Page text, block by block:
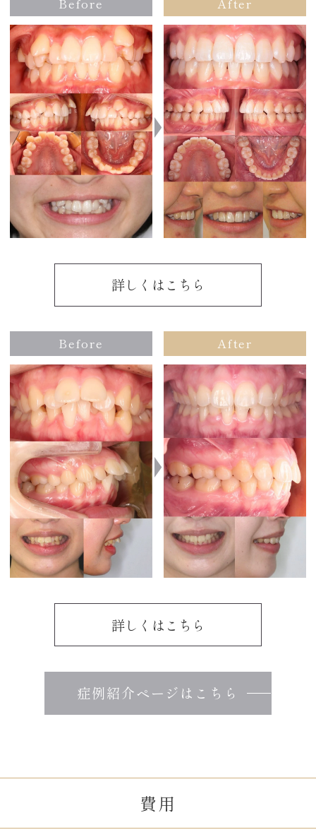
Before After
詳しくはこちら
Before After
詳しくはこちら
症例紹介ページはこちら
費用